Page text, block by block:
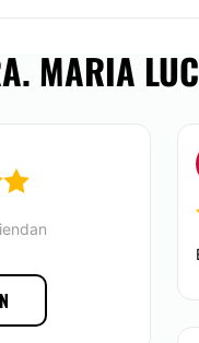
adecuados
de médicos atiende en
MARIA